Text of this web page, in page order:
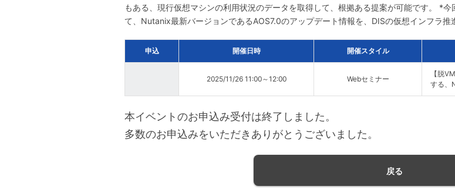
もある、現行仮想マシンの利用状況のデータを取得して、根拠ある提案が可能です。 *
て、Nutanix最新バージョンであるAOS7.0のアップデート情報を、DISの仮想インフラ推
申込 開催日時 開催スタイル
2025/11/26 11:00～12:00 Webセミナー
【脱
する、
本イベントのお申込み受付は終了しました。
多数のお申込みをいただきありがとうございました。
戻る